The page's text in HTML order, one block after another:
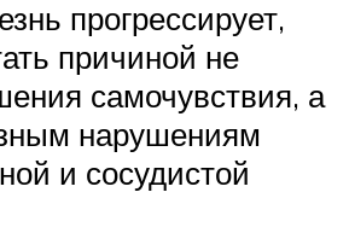
прогрессирует,
причиной не
самочувствия, а
нарушениям
и сосудистой